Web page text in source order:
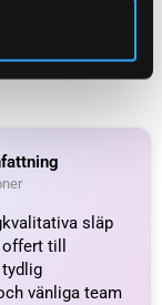
släp
till
tydlig
vänliga team